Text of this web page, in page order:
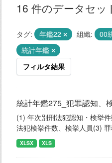
16 件のデータセッ
タグ: 年鑑22 組織: 00
統計年鑑
フィルタ結果
統計年鑑275_犯罪認知、
(1) 年次別刑法犯認知・検挙
法犯検挙件数、検挙人員(3)
XLSX XLS